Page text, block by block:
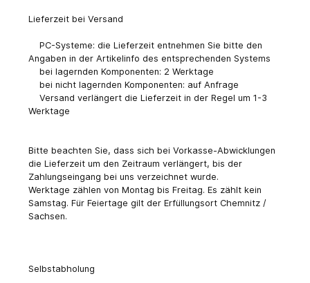
Lieferzeit bei Versand
PC-Systeme: die Lieferzeit entnehmen Sie bitte den
Angaben in der Artikelinfo des entsprechenden Systems
bei lagernden Komponenten: 2 Werktage
bei nicht lagernden Komponenten: auf Anfrage
Versand verlängert die Lieferzeit in der Regel um 1-3
Werktage
Bitte beachten Sie, dass sich bei Vorkasse-Abwicklungen
die Lieferzeit um den Zeitraum verlängert, bis der
Zahlungseingang bei uns verzeichnet wurde.
Werktage zählen von Montag bis Freitag. Es zählt kein
Samstag. Für Feiertage gilt der Erfüllungsort Chemnitz /
Sachsen.
Selbstabholung